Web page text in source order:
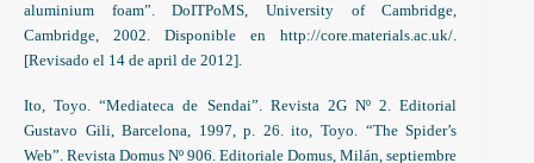
aluminium foam”. DoITPoMS, University of Cambridge,
Cambridge, 2002. Disponible en http://core.materials.ac.uk/.
[Revisado el 14 de april de 2012].
Ito, Toyo. “Mediateca de Sendai”. Revista 2G Nº 2. Editorial
Gustavo Gili, Barcelona, 1997, p. 26. ito, Toyo. “The Spider’s
Web”. Revista Domus Nº 906. Editoriale Domus, Milán, septiembre